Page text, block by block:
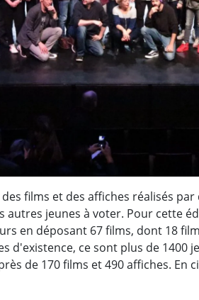
films et des affiches réalisés
autres jeunes à voter. Pour cette
en déposant 67 films, dont 18
d'existence, ce sont plus de 1400
de 170 films et 490 affiches.